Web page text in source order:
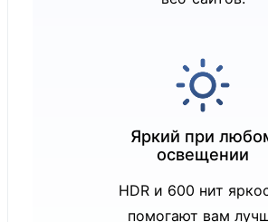
е
со
Яркий при
освещении
HDR и 600 нит
помогают вам